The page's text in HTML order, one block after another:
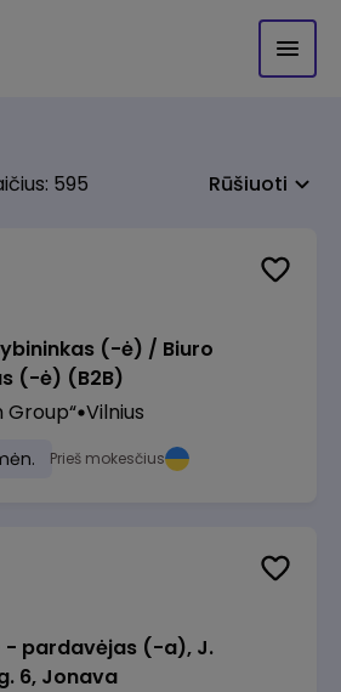
595 Rūšiuoti
(-ė) / Biuro
(-ė) (B2B)
Group“ Vilnius
Prieš mokesčius
- pardavėjas (-a), J.
6, Jonava